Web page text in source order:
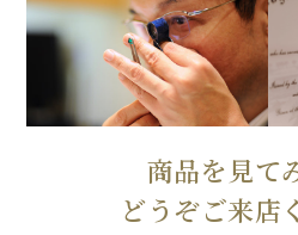
商品を見て
どうぞご来店